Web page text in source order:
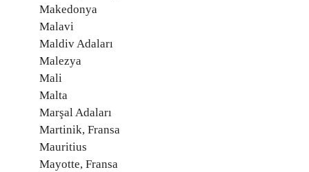
Makedonya
Malavi
Maldiv Adaları
Malezya
Mali
Malta
Marşal Adaları
Martinik, Fransa
Mauritius
Mayotte, Fransa